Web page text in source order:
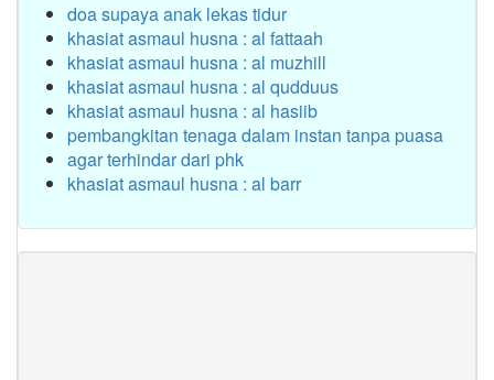
doa supaya anak lekas tidur
khasiat asmaul husna : al fattaah
khasiat asmaul husna : al muzhill
khasiat asmaul husna : al qudduus
khasiat asmaul husna : al hasiib
pembangkitan tenaga dalam instan tanpa puasa
agar terhindar dari phk
khasiat asmaul husna : al barr